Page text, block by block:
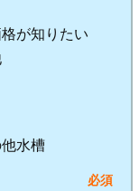
が知りたい
水槽